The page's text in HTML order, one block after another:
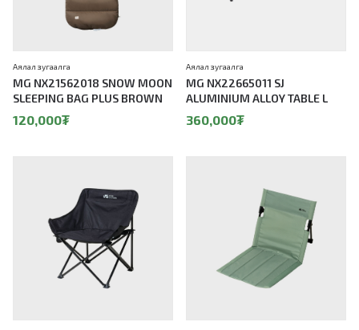
MG NX21562018 SNOW MOON
SLEEPING BAG PLUS BROWN
Аялал зугаалга
120,000₮
MG NX22665011 SJ
ALUMINIUM ALLOY TABLE L
Аялал зугаалга
360,000₮